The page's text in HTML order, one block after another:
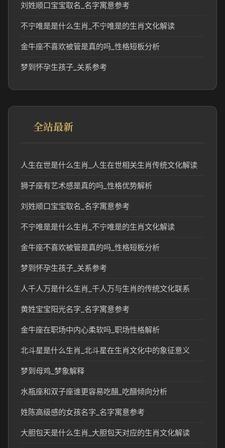
刘姓顺口宝宝取名_名字寓意参考
不宁唯是是什么生肖_不宁唯是的生肖文化解读
金牛座不喜欢被管是真的吗_性格短板分析
梦到怀孕生孩子_关系参考
全站最新
人生在世是什么生肖_人生在世相关生肖传统文化解读
狮子座有艺术感是真的吗_性格优势解析
刘姓顺口宝宝取名_名字寓意参考
不宁唯是是什么生肖_不宁唯是的生肖文化解读
金牛座不喜欢被管是真的吗_性格短板分析
梦到怀孕生孩子_关系参考
人千人万是什么生肖_千人万与生肖的传统文化联系
黄姓宝宝阳光名字_名字寓意参考
金牛座在职场中内心柔软吗_职场性格解析
北斗星是什么生肖_北斗星在生肖文化中的象征意义
梦到母鸡_梦象解释
水瓶座和双子座谁更容易吃醋_吃醋倾向分析
姓陈高级感的女孩名字_名字寓意参考
大胆包天是什么生肖_大胆包天对应的生肖文化解读